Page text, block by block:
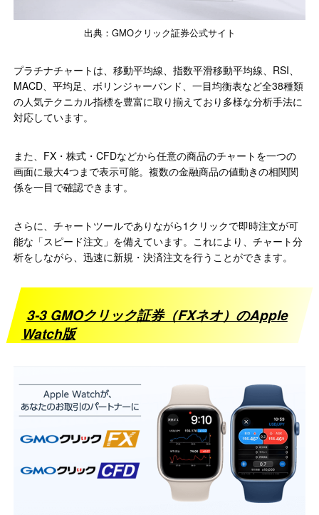
出典：GMOクリック証券公式サイト
プラチナチャートは、移動平均線、指数平滑移動平均線、RSI、
MACD、平均足、ボリンジャーバンド、一目均衡表など全38種類
の人気テクニカル指標を豊富に取り揃えており多様な分析手法に
対応しています。
また、FX・株式・CFDなどから任意の商品のチャートを一つの
画面に最大4つまで表示可能。複数の金融商品の値動きの相関関
係を一目で確認できます。
さらに、チャートツールでありながら1クリックで即時注文が可
能な「スピード注文」を備えています。​これにより、チャート分
析をしながら、迅速に新規・決済注文を行うことができます。
3-3 GMOクリック証券（FXネオ）のApple
Watch版